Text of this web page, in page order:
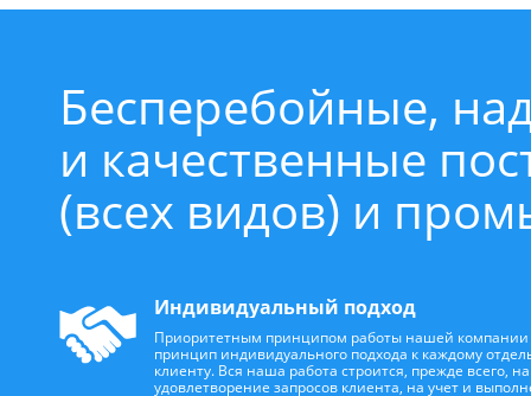
Бесперебойные,
и качественные
(всех видов) и
Индивидуальный подход
Приоритетным принципом работы нашей компании
принцип индивидуального подхода к каждому
клиенту. Вся наша работа строится, прежде всего, на
удовлетворение запросов клиента, на учет и